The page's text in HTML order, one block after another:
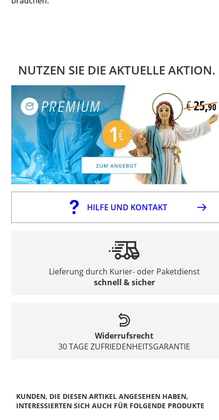
NUTZEN SIE DIE AKTUELLE AKTION.
HILFE UND KONTAKT
Lieferung durch Kurier- oder Paketdienst
schnell & sicher
Widerrufsrecht
30 TAGE ZUFRIEDENHEITSGARANTIE
KUNDEN, DIE DIESEN ARTIKEL ANGESEHEN HABEN,
INTERESSIERTEN SICH AUCH FÜR FOLGENDE PRODUKTE